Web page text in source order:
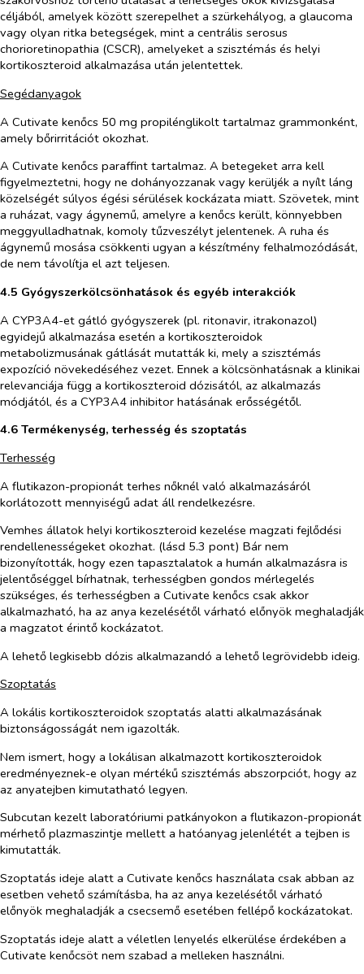
céljából, amelyek között szerepelhet a szürkehályog, a glaucoma
vagy olyan ritka betegségek, mint a centrális serosus
chorioretinopathia (CSCR), amelyeket a szisztémás és helyi
kortikoszteroid alkalmazása után jelentettek.
Segédanyagok
A Cutivate kenőcs 50 mg propilénglikolt tartalmaz grammonként,
amely bőrirritációt okozhat.
A Cutivate kenőcs paraffint tartalmaz. A betegeket arra kell
figyelmeztetni, hogy ne dohányozzanak vagy kerüljék a nyílt láng
közelségét súlyos égési sérülések kockázata miatt. Szövetek, mint
a ruházat, vagy ágynemű, amelyre a kenőcs került, könnyebben
meggyulladhatnak, komoly tűzveszélyt jelentenek. A ruha és
ágynemű mosása csökkenti ugyan a készítmény felhalmozódását,
de nem távolítja el azt teljesen.
4.5 Gyógyszerkölcsönhatások és egyéb interakciók
A CYP3A4-et gátló gyógyszerek (pl. ritonavir, itrakonazol)
egyidejű alkalmazása esetén a kortikoszteroidok
metabolizmusának gátlását mutatták ki, mely a szisztémás
expozíció növekedéséhez vezet. Ennek a kölcsönhatásnak a klinikai
relevanciája függ a kortikoszteroid dózisától, az alkalmazás
módjától, és a CYP3A4 inhibitor hatásának erősségétől.
4.6 Termékenység, terhesség és szoptatás
Terhesség
A flutikazon-propionát terhes nőknél való alkalmazásáról
korlátozott mennyiségű adat áll rendelkezésre.
Vemhes állatok helyi kortikoszteroid kezelése magzati fejlődési
rendellenességeket okozhat. (lásd 5.3 pont) Bár nem
bizonyították, hogy ezen tapasztalatok a humán alkalmazásra is
jelentőséggel bírhatnak, terhességben gondos mérlegelés
szükséges, és terhességben a Cutivate kenőcs csak akkor
alkalmazható, ha az anya kezelésétől várható előnyök meghaladják
a magzatot érintő kockázatot.
A lehető legkisebb dózis alkalmazandó a lehető legrövidebb ideig.
Szoptatás
A lokális kortikoszteroidok szoptatás alatti alkalmazásának
biztonságosságát nem igazolták.
Nem ismert, hogy a lokálisan alkalmazott kortikoszteroidok
eredményeznek-e olyan mértékű szisztémás abszorpciót, hogy az
az anyatejben kimutatható legyen.
Subcutan kezelt laboratóriumi patkányokon a flutikazon-propionát
mérhető plazmaszintje mellett a hatóanyag jelenlétét a tejben is
kimutatták.
Szoptatás ideje alatt a Cutivate kenőcs használata csak abban az
esetben vehető számításba, ha az anya kezelésétől várható
előnyök meghaladják a csecsemő esetében fellépő kockázatokat.
Szoptatás ideje alatt a véletlen lenyelés elkerülése érdekében a
Cutivate kenőcsöt nem szabad a melleken használni.